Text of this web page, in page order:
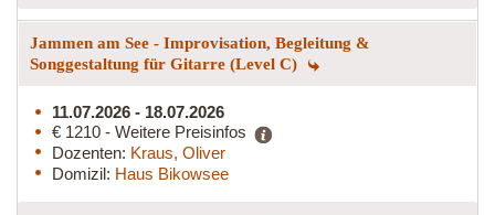
Jammen am See - Improvisation, Begleitung &
Songgestaltung für Gitarre (Level C)
11.07.2026 - 18.07.2026
€ 1210 - Weitere Preisinfos
Dozenten: Kraus, Oliver
Domizil: Haus Bikowsee